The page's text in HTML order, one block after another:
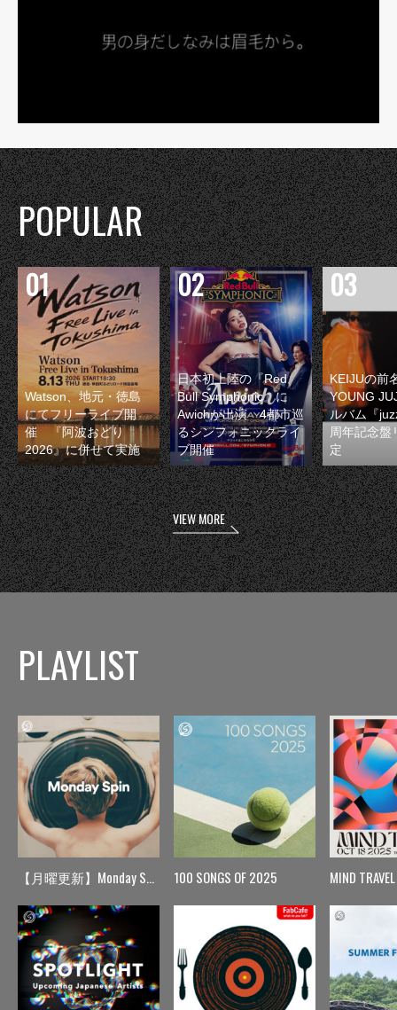
POPULAR
Watson、地元・徳島
にてフリーライブ開
催 『阿波おどり
2026』に併せて実施
日本初上陸の『Red
Bull Symphonic』に
Awichが出演 4都市巡
るシンフォニックライ
ブ開催
KEIJUの前
YOUNG
ルバム『
周年記念盤
定
VIEW MORE
PLAYLIST
【月曜更新】Monday Spin 100 SONGS OF 2025 MIND TRAVEL